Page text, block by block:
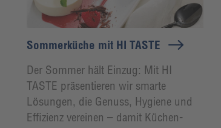
Sommerküche mit HI TASTE
Der Sommer hält Einzug: Mit HI
TASTE präsentieren wir smarte
Lösungen, die Genuss, Hygiene und
Effizienz vereinen – damit Küchen-